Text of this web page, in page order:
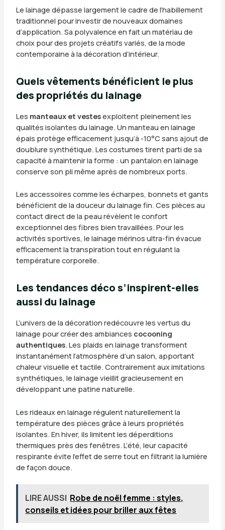
Le lainage dépasse largement le cadre de l’habillement
traditionnel pour investir de nouveaux domaines
d’application. Sa polyvalence en fait un matériau de
choix pour des projets créatifs variés, de la mode
contemporaine à la décoration d’intérieur.
Quels vêtements bénéficient le plus
des propriétés du lainage
Les manteaux et vestesexploitent pleinement les
qualités isolantes du lainage. Un manteau en lainage
épais protège efficacement jusqu’à -10°C sans ajout de
doublure synthétique. Les costumes tirent parti de sa
capacité à maintenir la forme : un pantalon en lainage
conserve son pli même après de nombreux ports.
Les accessoires comme les écharpes, bonnets et gants
bénéficient de la douceur du lainage fin. Ces pièces au
contact direct de la peau révèlent le confort
exceptionnel des fibres bien travaillées. Pour les
activités sportives, le lainage mérinos ultra-fin évacue
efficacement la transpiration tout en régulant la
température corporelle.
Les tendances déco s’inspirent-elles
aussi du lainage
L’univers de la décoration redécouvre les vertus du
lainage pour créer des ambiances cocooning
authentiques. Les plaids en lainage transforment
instantanément l’atmosphère d’un salon, apportant
chaleur visuelle et tactile. Contrairement aux imitations
synthétiques, le lainage vieillit gracieusement en
développant une patine naturelle.
Les rideaux en lainage régulent naturellement la
température des pièces grâce à leurs propriétés
isolantes. En hiver, ils limitent les déperditions
thermiques près des fenêtres. L’été, leur capacité
respirante évite l’effet de serre tout en filtrant la lumière
de façon douce.
LIRE AUSSI Robe de noël femme : styles,
conseils et idées pour briller aux fêtes